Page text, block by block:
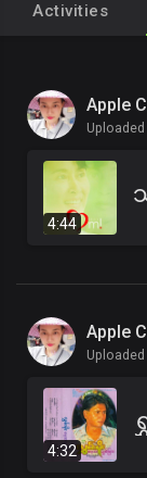
Activities
Apple
4:44
Apple
4:32